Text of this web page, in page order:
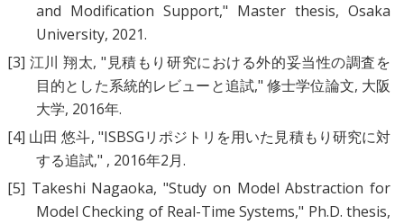
and Modification Support," Master thesis, Osaka
University, 2021.
[3] 江川 翔太, " 見積もり研究における外的妥当性の調査を
目的とした系統的レビューと追試," 修士学位論文, 大阪
大学, 2016年.
[4] 山田 悠斗, "ISBSGリポジトリを用いた見積もり研究に対
する追試," , 2016年2月.
[5] Takeshi Nagaoka, "Study on Model Abstraction for
Model Checking of Real-Time Systems," Ph.D. thesis,